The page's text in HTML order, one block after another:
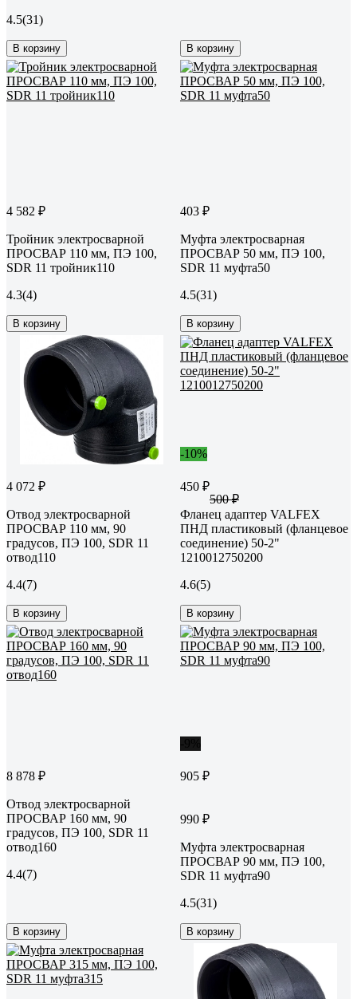
4.5(31)
В корзину В корзину
4 582 ₽
Тройник электросварной
ПРОСВАР 110 мм, ПЭ 100,
SDR 11 тройник110
4.3(4)
В корзину
403 ₽
Муфта электросварная
ПРОСВАР 50 мм, ПЭ 100,
SDR 11 муфта50
4.5(31)
В корзину
4 072 ₽
Отвод электросварной
ПРОСВАР 110 мм, 90
градусов, ПЭ 100, SDR 11
отвод110
4.4(7)
В корзину
-10%
450 ₽
500 ₽
Фланец адаптер VALFEX
ПНД пластиковый (фланцевое
соединение) 50-2"
1210012750200
4.6(5)
В корзину
8 878 ₽
Отвод электросварной
ПРОСВАР 160 мм, 90
градусов, ПЭ 100, SDR 11
отвод160
4.4(7)
В корзину
905 ₽
990 ₽
Муфта электросварная
ПРОСВАР 90 мм, ПЭ 100,
SDR 11 муфта90
4.5(31)
В корзину